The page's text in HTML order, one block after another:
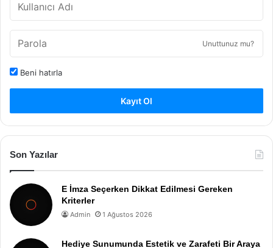
Unuttunuz mu?
Beni hatırla
Kayıt Ol
Son Yazılar
E İmza Seçerken Dikkat Edilmesi Gereken
Kriterler
Admin 1 Ağustos 2026
Hediye Sunumunda Estetik ve Zarafeti Bir Araya